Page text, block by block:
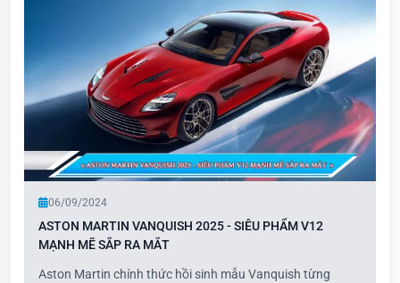
06/09/2024
ASTON MARTIN VANQUISH 2025 - SIÊU PHẨM V12
MẠNH MẼ SẮP RA MẮT
Aston Martin chính thức hồi sinh mẫu Vanquish từng